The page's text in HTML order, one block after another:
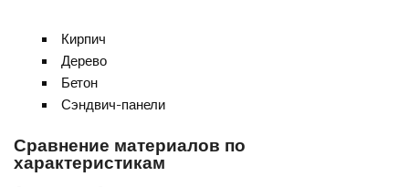
Кирпич
Дерево
Бетон
Сэндвич-панели
Сравнение материалов по
характеристикам